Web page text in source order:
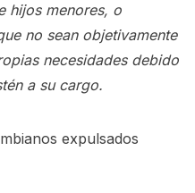
hijos menores, o
no sean objetivamente
necesidades debido
a su cargo.
expulsados